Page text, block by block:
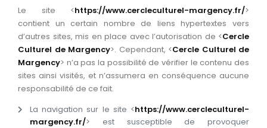
Le site <https://www.cercleculturel-margency.fr/>
contient un certain nombre de liens hypertextes vers
d’autres sites, mis en place avec l’autorisation de <Cercle
Culturel de Margency>. Cependant, <Cercle Culturel de
Margency> n’a pas la possibilité de vérifier le contenu des
sites ainsi visités, et n’assumera en conséquence aucune
responsabilité de ce fait.
La navigation sur le site <https://www.cercleculturel-
margency.fr/> est susceptible de provoquer